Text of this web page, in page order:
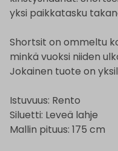
yksi paikkatasku
Shortsit on ommeltu
minkä vuoksi niiden
Jokainen tuote on
Istuvuus: Rento
Siluetti: Leveä lahje
Mallin pituus: 175 cm